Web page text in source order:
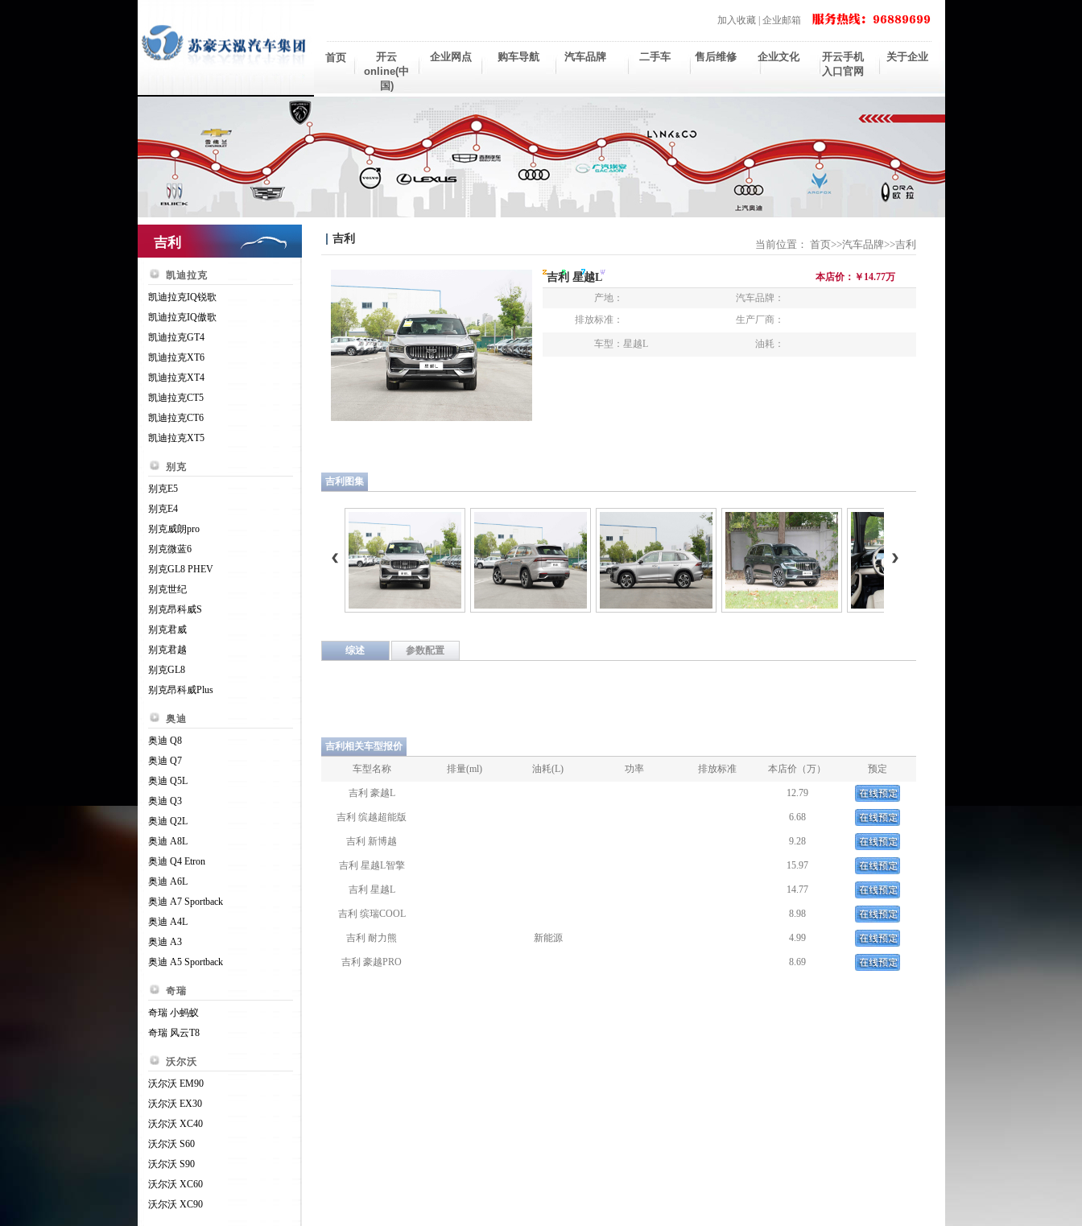
加入收藏| 企业邮箱
首页
开云
online(中
国)
企业网点 购车导航 汽车品牌 二手车 售后维修 企业文化
开云手机
入口官网
关于企业
吉利
凯迪拉克
凯迪拉克IQ锐歌
凯迪拉克IQ傲歌
凯迪拉克GT4
凯迪拉克XT6
凯迪拉克XT4
凯迪拉克CT5
凯迪拉克CT6
凯迪拉克XT5
别克
别克E5
别克E4
别克威朗pro
别克微蓝6
别克GL8 PHEV
别克世纪
别克昂科威S
别克君威
别克君越
别克GL8
别克昂科威Plus
奥迪
奥迪 Q8
奥迪 Q7
奥迪 Q5L
奥迪 Q3
奥迪 Q2L
奥迪 A8L
奥迪 Q4 Etron
奥迪 A6L
奥迪 A7 Sportback
奥迪 A4L
奥迪 A3
奥迪 A5 Sportback
奇瑞
奇瑞 小蚂蚁
奇瑞 风云T8
沃尔沃
沃尔沃 EM90
沃尔沃 EX30
沃尔沃 XC40
沃尔沃 S60
沃尔沃 S90
沃尔沃 XC60
沃尔沃 XC90
吉利 当前位置： 首页>>汽车品牌>>吉利
吉利 星越L
本店价：￥14.77万
产地：
汽车品牌：
排放标准：
生产厂商：
车型： 星越L 油耗：
吉利图集
综述 参数配置
吉利相关车型报价
车型名称
排量(ml) 油耗(L) 功率 排放标准 本店价（万） 预定
吉利 豪越L 12.79
吉利 缤越超能版 6.68
吉利 新博越 9.28
吉利 星越L智擎 15.97
吉利 星越L 14.77
吉利 缤瑞COOL 8.98
吉利 耐力熊 新能源 4.99
吉利 豪越PRO 8.69